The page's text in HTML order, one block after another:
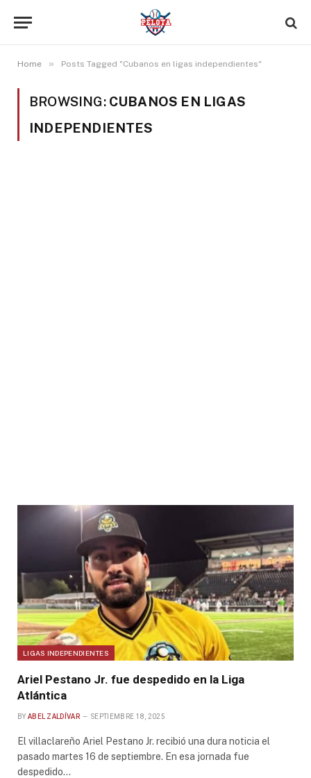
Home » Posts Tagged "Cubanos en ligas independientes"
BROWSING: CUBANOS EN LIGAS
INDEPENDIENTES
LIGAS INDEPENDIENTES
Ariel Pestano Jr. fue despedido en la Liga
Atlántica
BY ABEL ZALDÍVAR SEPTIEMBRE 18, 2025
El villaclareño Ariel Pestano Jr. recibió una dura noticia el
pasado martes 16 de septiembre. En esa jornada fue
despedido…